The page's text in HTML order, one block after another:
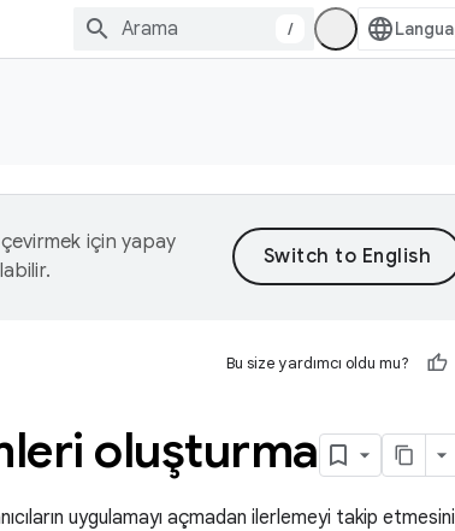
/
için yapay
Bu size yardımcı oldu mu?
oluşturma
uygulamayı açmadan ilerlemeyi takip etmesini